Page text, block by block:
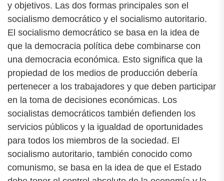
y objetivos. Las dos formas principales son el
socialismo democrático y el socialismo autoritario.
El socialismo democrático se basa en la idea de
que la democracia política debe combinarse con
una democracia económica. Esto significa que la
propiedad de los medios de producción debería
pertenecer a los trabajadores y que deben participar
en la toma de decisiones económicas. Los
socialistas democráticos también defienden los
servicios públicos y la igualdad de oportunidades
para todos los miembros de la sociedad. El
socialismo autoritario, también conocido como
comunismo, se basa en la idea de que el Estado